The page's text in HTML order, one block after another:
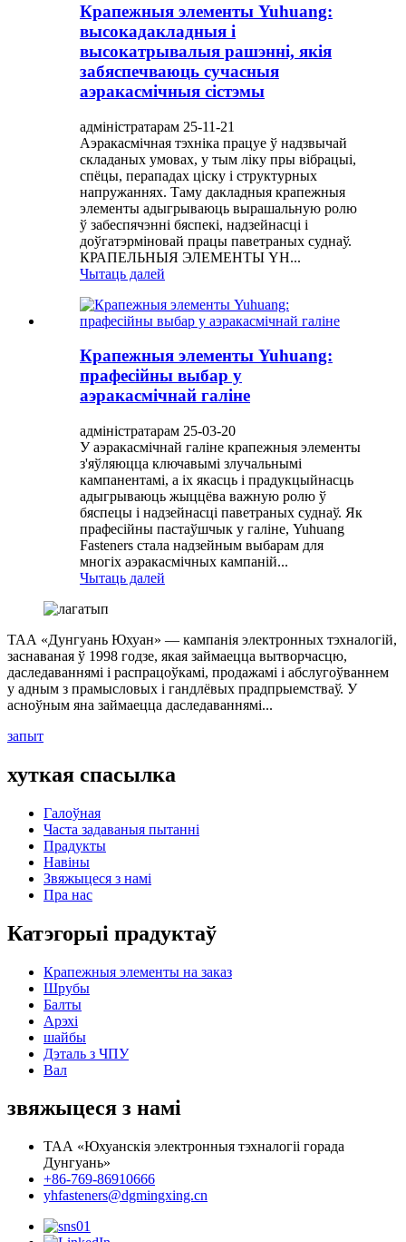
Крапежныя элементы Yuhuang:
высокадакладныя і
высокатрывалыя рашэнні, якія
забяспечваюць сучасныя
аэракасмічныя сістэмы
адміністратарам 25-11-21
Аэракасмічная тэхніка працуе ў надзвычай
складаных умовах, у тым ліку пры вібрацыі,
спёцы, перападах ціску і структурных
напружаннях. Таму дакладныя крапежныя
элементы адыгрываюць вырашальную ролю
ў забеспячэнні бяспекі, надзейнасці і
доўгатэрміновай працы паветраных суднаў.
КРАПЕЛЬНЫЯ ЭЛЕМЕНТЫ YH...
Чытаць далей
Крапежныя элементы Yuhuang:
прафесійны выбар у
аэракасмічнай галіне
адміністратарам 25-03-20
У аэракасмічнай галіне крапежныя элементы
з'яўляюцца ключавымі злучальнымі
кампанентамі, а іх якасць і прадукцыйнасць
адыгрываюць жыццёва важную ролю ў
бяспецы і надзейнасці паветраных суднаў. Як
прафесійны пастаўшчык у галіне, Yuhuang
Fasteners стала надзейным выбарам для
многіх аэракасмічных кампаній...
Чытаць далей
ТАА «Дунгуань Юхуан» — кампанія электронных тэхналогій,
заснаваная ў 1998 годзе, якая займаецца вытворчасцю,
даследаваннямі і распрацоўкамі, продажамі і абслугоўваннем
у адным з прамысловых і гандлёвых прадпрыемстваў. У
асноўным яна займаецца даследаваннямі...
запыт
хуткая спасылка
Галоўная
Часта задаваныя пытанні
Прадукты
Навіны
Звяжыцеся з намі
Пра нас
Катэгорыі прадуктаў
Крапежныя элементы на заказ
Шрубы
Балты
Арэхі
шайбы
Дэталь з ЧПУ
Вал
звяжыцеся з намі
ТАА «Юхуанскія электронныя тэхналогіі горада
Дунгуань»
+86-769-86910666
yhfasteners@dgmingxing.cn